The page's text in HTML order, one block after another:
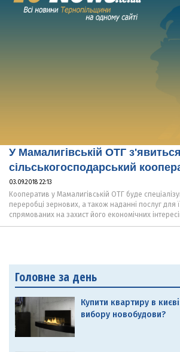
У Мамалигівській ОТГ з'явиться
сільськогосподарський
03.09.2018 22:13
Кооператив у Мамалигівській ОТГ буде
переробці зернових, а також наданні послуг для
спрямованих на захист його економічних
Головне за день
Купити квартиру в
вибору новобудови?